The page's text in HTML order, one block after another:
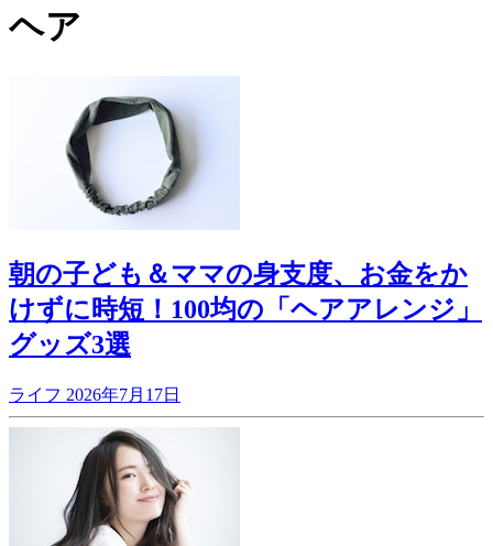
ヘア
朝の子ども＆ママの身支度、お金をか
けずに時短！100均の「ヘアアレンジ」
グッズ3選
ライフ 2026年7月17日